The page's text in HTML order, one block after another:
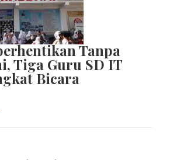
Tanpa
Tiga Guru SD IT
Bicara